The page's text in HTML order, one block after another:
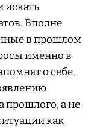
искать
Вполне
в прошлом
именно в
о себе.
прошлого, а не
как